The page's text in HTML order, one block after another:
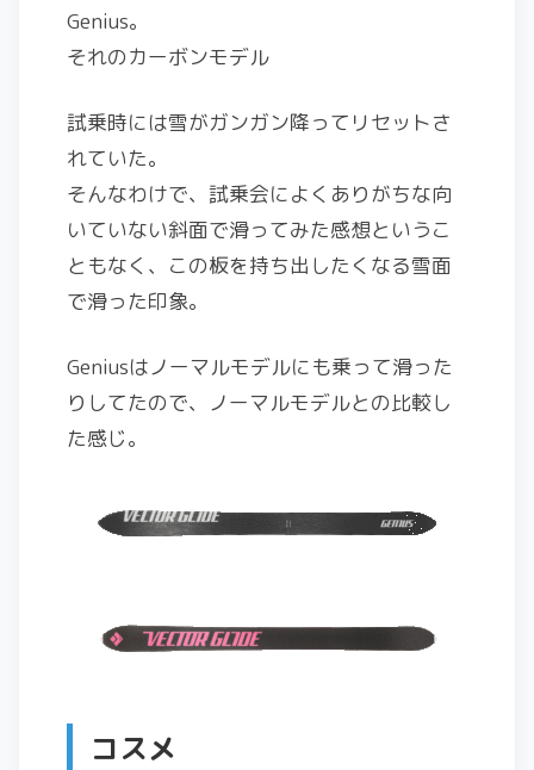
Genius。
それのカーボンモデル
試乗時には雪がガンガン降ってリセットさ
れていた。
そんなわけで、試乗会によくありがちな向
いていない斜面で滑ってみた感想というこ
ともなく、この板を持ち出したくなる雪面
で滑った印象。
Geniusはノーマルモデルにも乗って滑った
りしてたので、ノーマルモデルとの比較し
た感じ。
コスメ